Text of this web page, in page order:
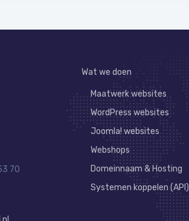
70
Wat we doen
Maatwerk websites
WordPress websites
Joomla! websites
Webshops
Domeinnaam & Hosting
Systemen koppelen (API)